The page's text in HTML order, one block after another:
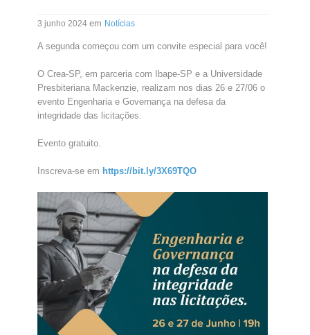
3 junho 2024 em Notícias
A segunda começou com um convite especial para você!
O Crea-SP, em parceria com Ibape-SP e a Universidade
Presbiteriana Mackenzie, realizam nos dias 26 e 27/06 o
evento Engenharia e Governança na defesa da
integridade das licitações.
Evento gratuito.
Inscreva-se em https://bit.ly/3X69TQO